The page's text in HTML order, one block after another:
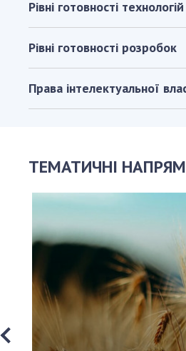
Рівні готовності
Рівні готовності розробок
Права інтелектуальної
ТЕМАТИЧНІ